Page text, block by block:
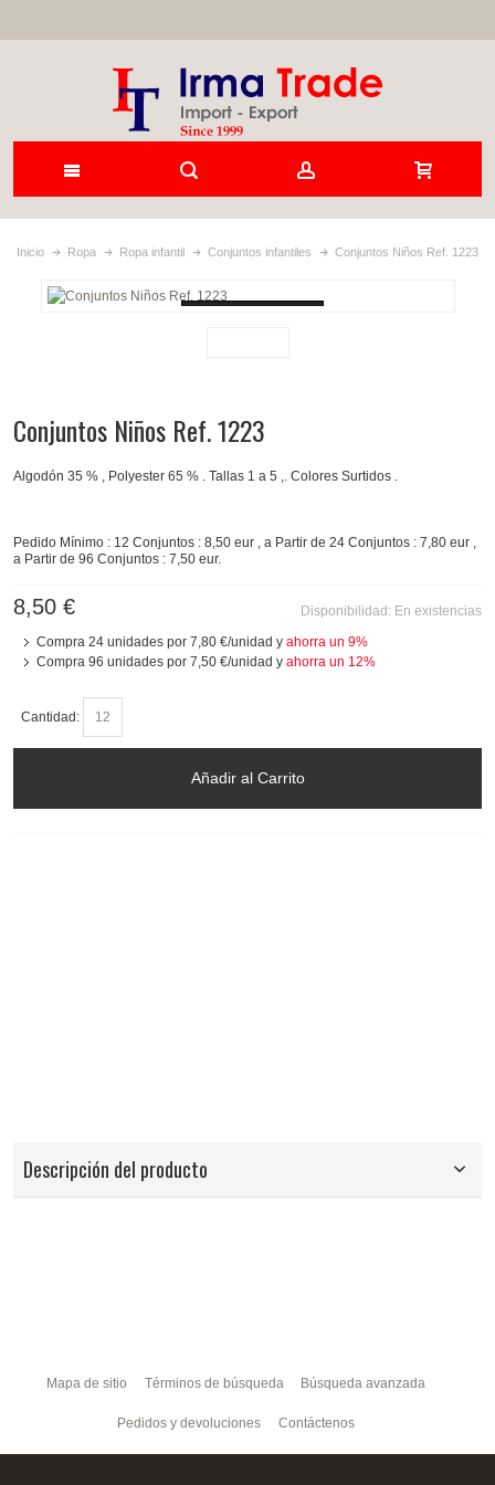
Inicio Ropa Ropa infantil Conjuntos infantiles Conjuntos Niños Ref. 1223
Conjuntos Niños Ref. 1223
Algodón 35 % , Polyester 65 % . Tallas 1 a 5 ,. Colores Surtidos .
Pedido Mínimo : 12 Conjuntos : 8,50 eur , a Partir de 24 Conjuntos : 7,80 eur ,
a Partir de 96 Conjuntos : 7,50 eur.
Disponibilidad: En existencias
8,50 €
Compra 24 unidades por 7,80 €/unidad y ahorra un 9%
Compra 96 unidades por 7,50 €/unidad y ahorra un 12%
Cantidad:
Añadir al Carrito
Descripción del producto
Mapa de sitio Términos de búsqueda Búsqueda avanzada
Pedidos y devoluciones Contáctenos